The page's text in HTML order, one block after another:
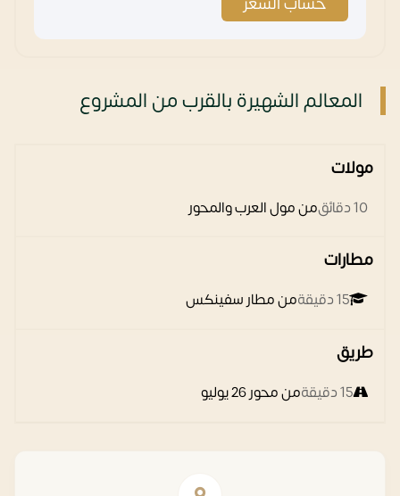
المعالم الشهيرة بالقرب من المشروع
مولات
10 دقائق من مول العرب والمحور
مطارات
15 دقيقة من مطار سفينكس
طريق
15 دقيقة من محور 26 يوليو